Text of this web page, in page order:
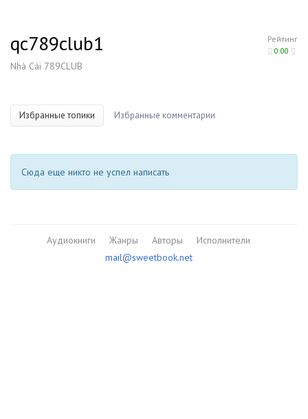
Рейтинг
0.00
qc789club1
Nhà Cái 789CLUB
Избранные топики Избранные комментарии
Сюда еще никто не успел написать
Аудиокниги Жанры Авторы
Исполнители
mail@sweetbook.net